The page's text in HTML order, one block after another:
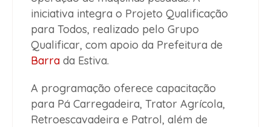
iniciativa integra o Projeto Qualificação
para Todos, realizado pelo Grupo
Qualificar, com apoio da Prefeitura de
Barra da Estiva.
A programação oferece capacitação
para Pá Carregadeira, Trator Agrícola,
Retroescavadeira e Patrol, além de